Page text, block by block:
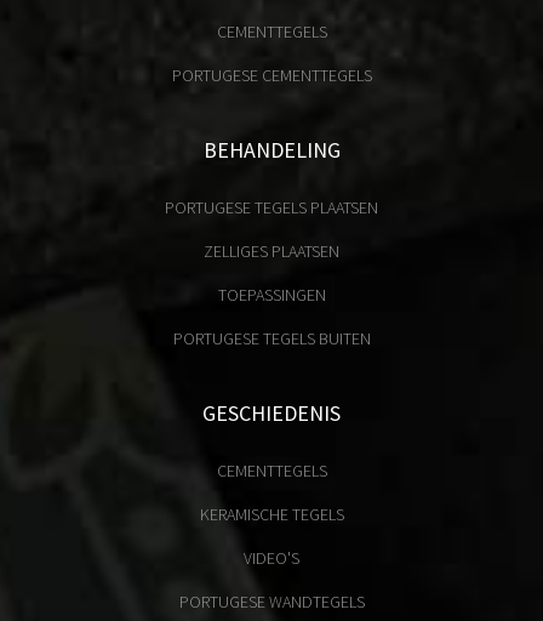
CEMENTTEGELS
PORTUGESE CEMENTTEGELS
BEHANDELING
PORTUGESE TEGELS PLAATSEN
ZELLIGES PLAATSEN
TOEPASSINGEN
PORTUGESE TEGELS BUITEN
GESCHIEDENIS
CEMENTTEGELS
KERAMISCHE TEGELS
VIDEO'S
PORTUGESE WANDTEGELS